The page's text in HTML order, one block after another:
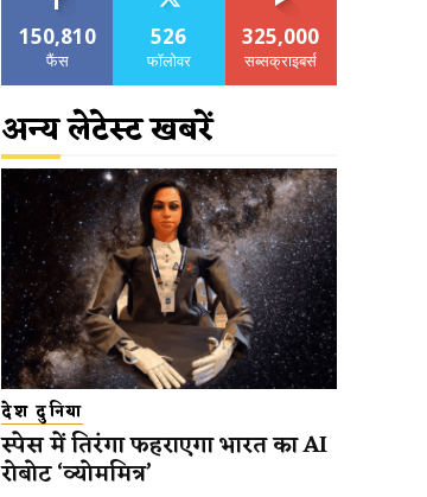
150,810
फैंस
526
फॉलोवर
325,000
सब्सक्राइबर्स
अन्य लेटेस्ट खबरें
देश दुनिया
स्पेस में तिरंगा फहराएगा भारत का AI
रोबोट ‘व्योममित्र’